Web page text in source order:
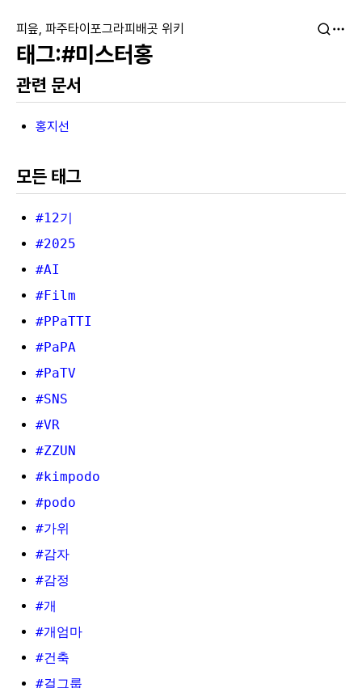
피읖, 파주타이포그라피배곳 위키
#미스터홍
관련 문서
홍지선
모든 태그
#12기
#2025
#AI
#Film
#PPaTTI
#PaPA
#PaTV
#SNS
#VR
#ZZUN
#kimpodo
#podo
#가위
#감자
#감정
#개
#개엄마
#건축
#걸그룹